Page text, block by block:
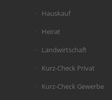
Hauskauf
Heirat
Landwirtschaft
Kurz-Check Privat
Kurz-Check Gewerbe